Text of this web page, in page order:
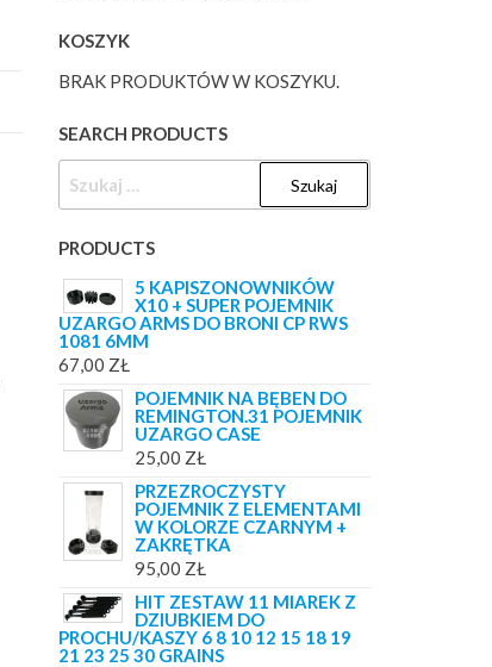
KOSZYK
BRAK PRODUKTÓW W KOSZYKU.
SEARCH PRODUCTS
PRODUCTS
5 KAPISZONOWNIKÓW
X10 + SUPER POJEMNIK
UZARGO ARMS DO BRONI CP RWS
1081 6MM
67,00 ZŁ
POJEMNIK NA BĘBEN DO
REMINGTON.31 POJEMNIK
UZARGO CASE
25,00 ZŁ
PRZEZROCZYSTY
POJEMNIK Z ELEMENTAMI
W KOLORZE CZARNYM +
ZAKRĘTKA
95,00 ZŁ
HIT ZESTAW 11 MIAREK Z
DZIUBKIEM DO
PROCHU/KASZY 6 8 10 12 15 18 19
21 23 25 30 GRAINS